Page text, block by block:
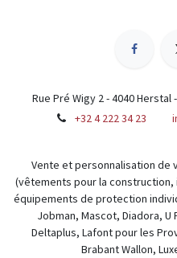
Rue Pré Wigy 2 - 4040 Herstal
+32 4 222 34 23
Vente et personnalisation de
(vêtements pour la
équipements de protection
Jobman, Mascot, Diadora, U
Deltaplus, Lafont pour les
Brabant Wallon,